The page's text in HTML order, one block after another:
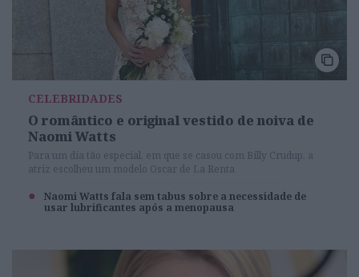
CELEBRIDADES
O romântico e original vestido de noiva de
Naomi Watts
Para um dia tão especial, em que se casou com Billy Crudup, a
atriz escolheu um modelo Oscar de La Renta
Naomi Watts fala sem tabus sobre a necessidade de
usar lubrificantes após a menopausa